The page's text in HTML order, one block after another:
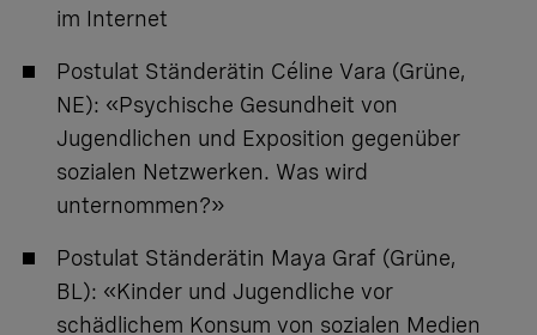
im Internet
Postulat Ständerätin Céline Vara (Grüne,
NE): «Psychische Gesundheit von
Jugendlichen und Exposition gegenüber
sozialen Netzwerken. Was wird
unternommen?»
Postulat Ständerätin Maya Graf (Grüne,
BL): «Kinder und Jugendliche vor
schädlichem Konsum von sozialen Medien